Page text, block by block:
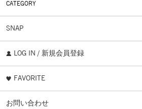
CATEGORY
SNAP
LOG IN / 新規会員登録
FAVORITE
お問い合わせ